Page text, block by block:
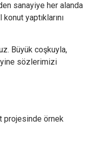
sanayiye her alanda
yaptıklarını
Büyük coşkuyla,
yine sözlerimizi
projesinde örnek